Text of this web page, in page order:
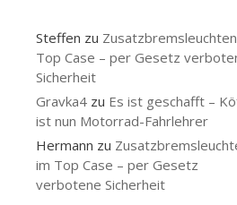
Steffen zu
Top Case – per Gesetz
Sicherheit
Gravka4 zu Es ist geschafft –
ist nun Motorrad-Fahrlehrer
Hermann zu
im Top Case – per Gesetz
verbotene Sicherheit